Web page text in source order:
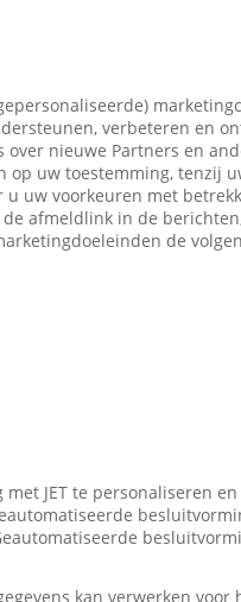
verbeteren en
nieuwe Partners en
op uw toestemming, tenzij
uw voorkeuren met
afmeldlink in de
de
JET te personaliseren
kan verwerken